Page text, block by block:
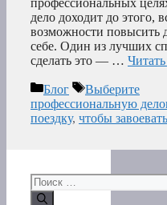
профессиональных
дело доходит до этого,
возможности повысить
себе. Один из лучших
сделать это — …
Рубрики
Блог Метки
Выберите
профессиональную
поездку, чтобы
Поиск: